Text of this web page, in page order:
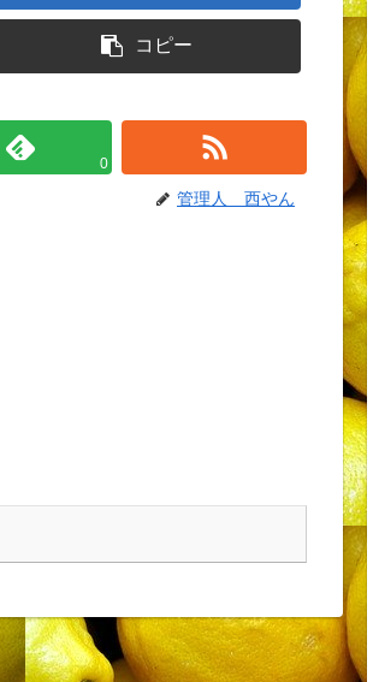
コピー
0
管理人 西やん